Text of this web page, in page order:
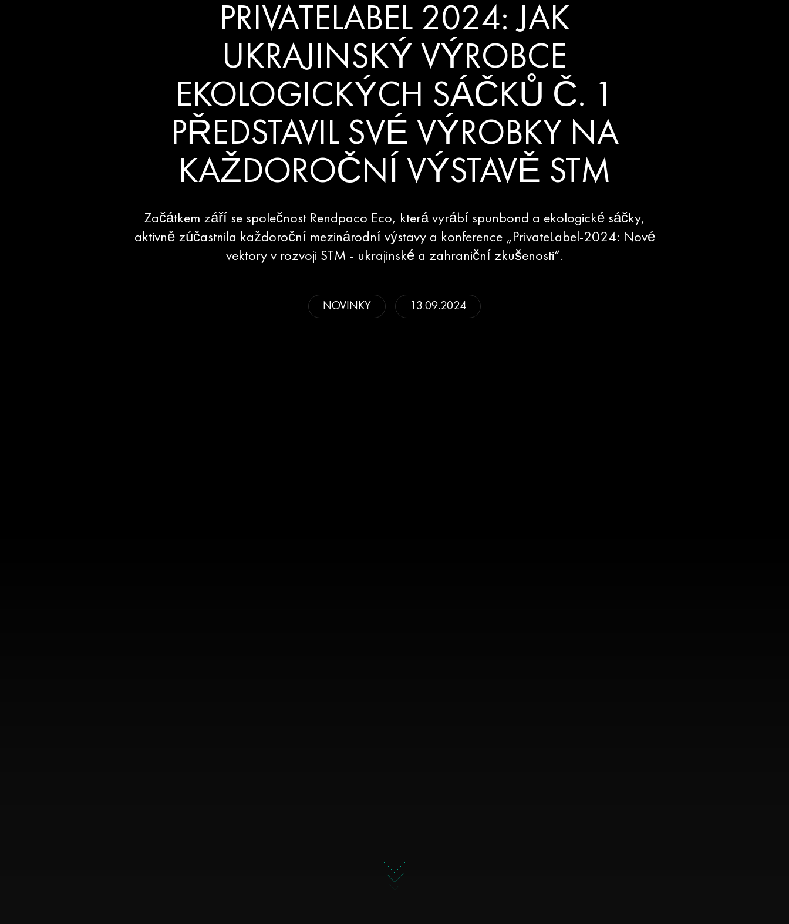
PRIVATELABEL 2024: JAK
UKRAJINSKÝ VÝROBCE
EKOLOGICKÝCH SÁČKŮ Č. 1
PŘEDSTAVIL SVÉ VÝROBKY NA
KAŽDOROČNÍ VÝSTAVĚ STM
Začátkem září se společnost Rendpaco Eco, která vyrábí spunbond a ekologické sáčky,
aktivně zúčastnila každoroční mezinárodní výstavy a konference „PrivateLabel-2024: Nové
vektory v rozvoji STM - ukrajinské a zahraniční zkušenosti“.
NOVINKY 13.09.2024